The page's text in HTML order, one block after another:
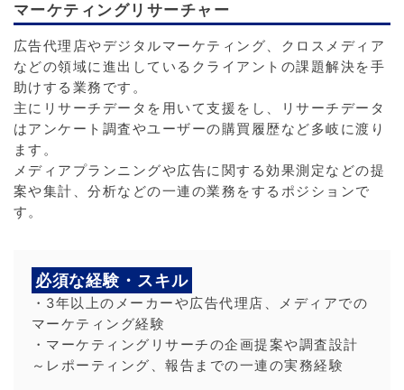
マーケティングリサーチャー
広告代理店やデジタルマーケティング、クロスメディア
などの領域に進出しているクライアントの課題解決を手
助けする業務です。
主にリサーチデータを用いて支援をし、リサーチデータ
はアンケート調査やユーザーの購買履歴など多岐に渡り
ます。
メディアプランニングや広告に関する効果測定などの提
案や集計、分析などの一連の業務をするポジションで
す。
必須な経験・スキル
・3年以上のメーカーや広告代理店、メディアでの
マーケティング経験
・マーケティングリサーチの企画提案や調査設計
～レポーティング、報告までの一連の実務経験